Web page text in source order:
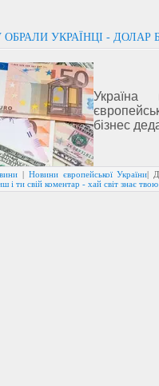
УКРАЇНЦІ - ДОЛАР
Україна
бізнес
| Новини європейської України|
і ти свій коментар - хай світ знає